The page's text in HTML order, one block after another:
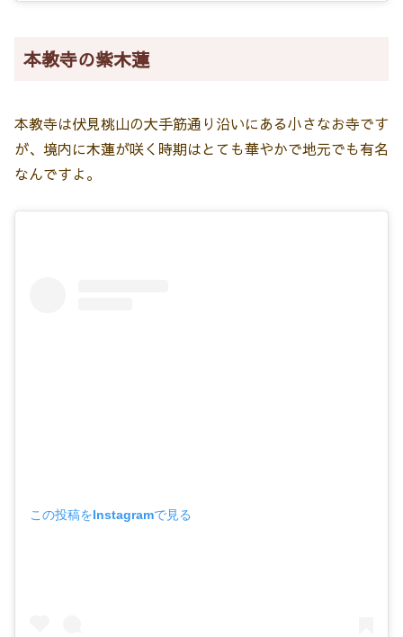
本教寺の紫木蓮
本教寺は伏見桃山の大手筋通り沿いにある小さなお寺です
が、境内に木蓮が咲く時期はとても華やかで地元でも有名
なんですよ。
この投稿をInstagramで見る